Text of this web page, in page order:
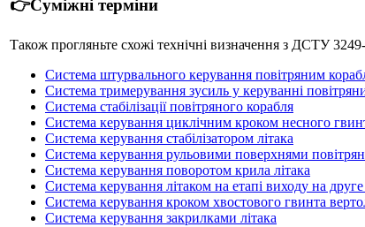
👉Суміжні терміни
Також прогляньте схожі технічні визначення з
Система штурвального керування повітряним
Система тримерування зусиль у керуванні
Система стабілізації повітряного корабля
Система керування циклічним кроком несного
Система керування стабілізатором літака
Система керування рульовими поверхнями
Система керування поворотом крила літака
Система керування літаком на етапі виходу на
Система керування кроком хвостового гвинта
Система керування закрилками літака